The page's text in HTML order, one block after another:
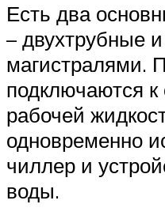
Есть два
– двухтрубные
магистралями.
подключаются к
рабочей
одновременно
чиллер и
воды.